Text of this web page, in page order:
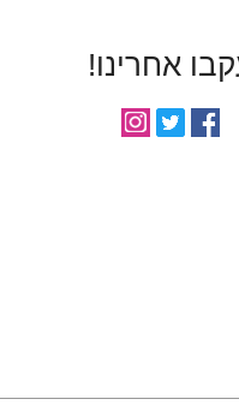
אחרינו!